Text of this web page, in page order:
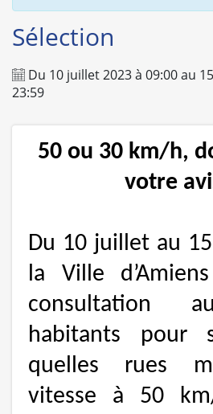
Sélection
Du 10 juillet 2023à 09:00au
23:59
50 ou 30 km/h,
votre
Du 10 juillet au
la Ville
consultation
habitants pour
quelles rues
vitesse à 50